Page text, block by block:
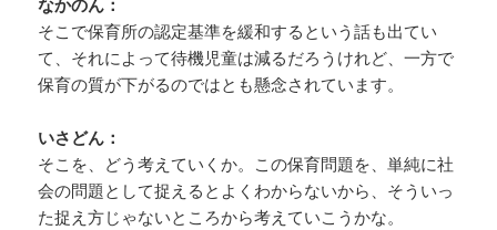
そこで保育所の認定基準を緩和するという話も出てい
て、それによって待機児童は減るだろうけれど、一方で
保育の質が下がるのではとも懸念されています。
いさどん：
そこを、どう考えていくか。この保育問題を、単純に社
会の問題として捉えるとよくわからないから、そういっ
た捉え方じゃないところから考えていこうかな。